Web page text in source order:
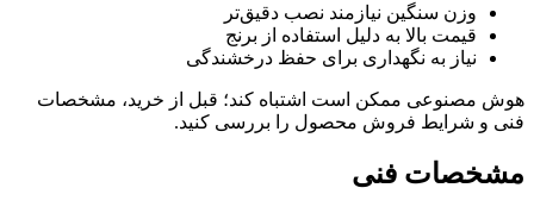
وزن سنگین نیازمند نصب دقیق‌تر
قیمت بالا به دلیل استفاده از برنج
نیاز به نگهداری برای حفظ درخشندگی
هوش مصنوعی ممکن است اشتباه کند؛ قبل از خرید، مشخصات
فنی و شرایط فروش محصول را بررسی کنید.
مشخصات فنی